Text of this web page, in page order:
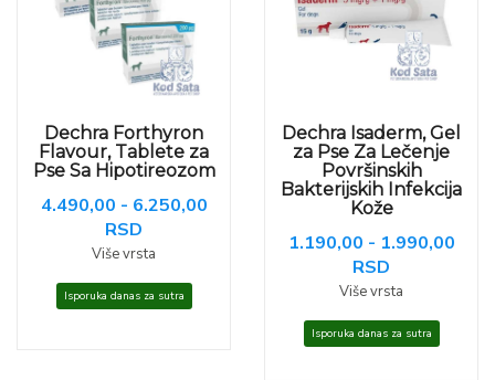
Dechra Forthyron
Flavour, Tablete za
Pse Sa Hipotireozom
4.490,00 - 6.250,00
RSD
Više vrsta
Isporuka danas za sutra
Dechra Isaderm, Gel
za Pse Za Lečenje
Površinskih
Bakterijskih Infekcija
Kože
1.190,00 - 1.990,00
RSD
Više vrsta
Isporuka danas za sutra